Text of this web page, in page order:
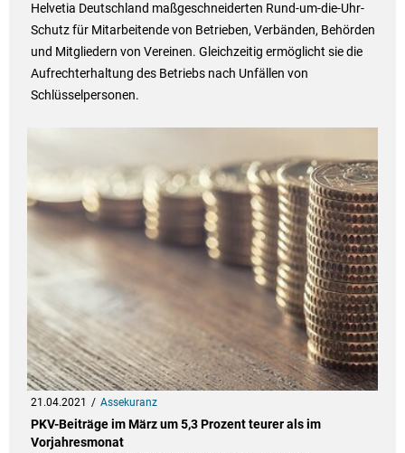
Helvetia Deutschland maßgeschneiderten Rund-um-die-Uhr-
Schutz für Mitarbeitende von Betrieben, Verbänden, Behörden
und Mitgliedern von Vereinen. Gleichzeitig ermöglicht sie die
Aufrechterhaltung des Betriebs nach Unfällen von
Schlüsselpersonen.
21.04.2021 Assekuranz
PKV-Beiträge im März um 5,3 Prozent teurer als im
Vorjahresmonat